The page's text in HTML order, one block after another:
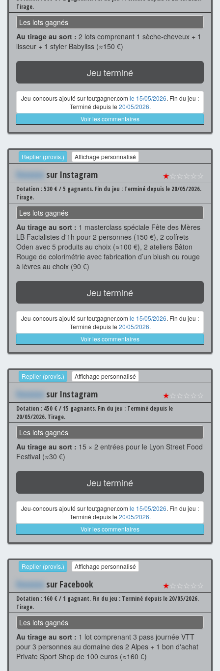
Tirage.
Les lots gagnés
Au tirage au sort : 2 lots comprenant 1 sèche-cheveux + 1
lisseur + 1 styler Babyliss (≈150 €)
Jeu terminé
Jeu-concours ajouté sur toutgagner.com le 15/05/2026. Fin du jeu :
Terminé depuis le 20/05/2026.
Voir les commentaires
Replier (provis.) Affichage personnalisé
Xxxxxxx sur Instagram ★☆☆☆☆☆
Dotation : 530 € / 5 gagnants. Fin du jeu : Terminé depuis le 20/05/2026.
Tirage.
Les lots gagnés
Au tirage au sort : 1 masterclass spéciale Fête des Mères
LB Facialistes d'1h pour 2 personnes (150 €), 2 coffrets
Oden avec 5 produits au choix (≈100 €), 2 ateliers Bâton
Rouge de colorimétrie avec fabrication d’un blush ou rouge
à lèvres au choix (90 €)
Jeu terminé
Jeu-concours ajouté sur toutgagner.com le 15/05/2026. Fin du jeu :
Terminé depuis le 20/05/2026.
Voir les commentaires
Replier (provis.) Affichage personnalisé
Xxxxxxx sur Instagram ★☆☆☆☆☆
Dotation : 450 € / 15 gagnants. Fin du jeu : Terminé depuis le
20/05/2026. Tirage.
Les lots gagnés
Au tirage au sort : 15 × 2 entrées pour le Lyon Street Food
Festival (≈30 €)
Jeu terminé
Jeu-concours ajouté sur toutgagner.com le 15/05/2026. Fin du jeu :
Terminé depuis le 20/05/2026.
Voir les commentaires
Replier (provis.) Affichage personnalisé
Xxxxxxx sur Facebook ★☆☆☆☆☆
Dotation : 160 € / 1 gagnant. Fin du jeu : Terminé depuis le 20/05/2026.
Tirage.
Les lots gagnés
Au tirage au sort : 1 lot comprenant 3 pass journée VTT
pour 3 personnes au domaine des 2 Alpes + 1 bon d'achat
Private Sport Shop de 100 euros (≈160 €)